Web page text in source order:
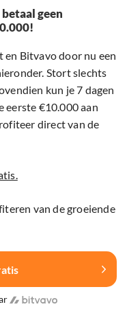
geen
en Bitvavo door nu een
Stort slechts
kun je 7 dagen
eerste €10.000 aan
direct van de
van de groeiende